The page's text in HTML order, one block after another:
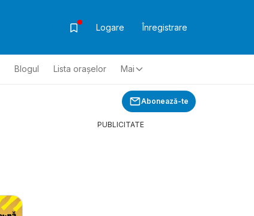
Logare Înregistrare
Blogul Lista oraşelor Mai
Abonează-te
PUBLICITATE